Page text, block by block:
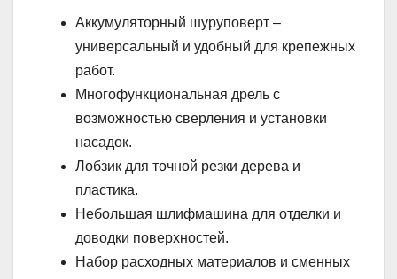
Аккумуляторный шуруповерт –
универсальный и удобный для крепежных
работ.
Многофункциональная дрель с
возможностью сверления и установки
насадок.
Лобзик для точной резки дерева и
пластика.
Небольшая шлифмашина для отделки и
доводки поверхностей.
Набор расходных материалов и сменных